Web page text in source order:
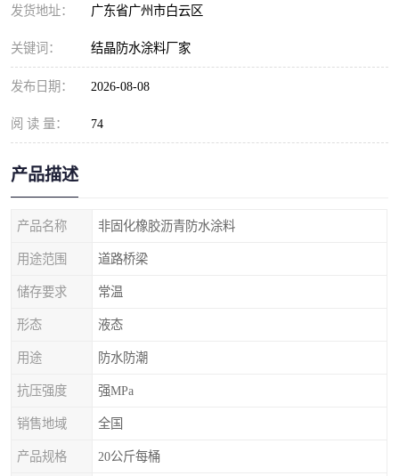
发货地址： 广东省广州市白云区
关键词： 结晶防水涂料厂家
发布日期： 2026-08-08
阅 读 量： 74
产品描述
产品名称 非固化橡胶沥青防水涂料
用途范围 道路桥梁
储存要求 常温
形态 液态
用途 防水防潮
抗压强度 强MPa
销售地域 全国
产品规格 20公斤每桶